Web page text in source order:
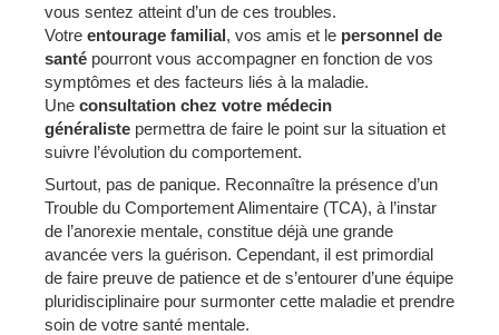
vous sentez atteint d’un de ces troubles.
Votre entourage familial, vos amis et le personnel de
santé pourront vous accompagner en fonction de vos
symptômes et des facteurs liés à la maladie.
Une consultation chez votre médecin
généraliste permettra de faire le point sur la situation et
suivre l’évolution du comportement.
Surtout, pas de panique. Reconnaître la présence d’un
Trouble du Comportement Alimentaire (TCA), à l’instar
de l’anorexie mentale, constitue déjà une grande
avancée vers la guérison. Cependant, il est primordial
de faire preuve de patience et de s’entourer d’une équipe
pluridisciplinaire pour surmonter cette maladie et prendre
soin de votre santé mentale.